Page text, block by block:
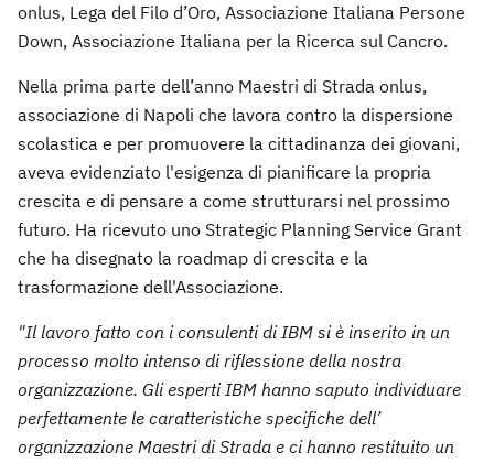
onlus, Lega del Filo d’Oro, Associazione Italiana Persone
Down, Associazione Italiana per la Ricerca sul Cancro.
Nella prima parte dell’anno Maestri di Strada onlus,
associazione di Napoli che lavora contro la dispersione
scolastica e per promuovere la cittadinanza dei giovani,
aveva evidenziato l'esigenza di pianificare la propria
crescita e di pensare a come strutturarsi nel prossimo
futuro. Ha ricevuto uno Strategic Planning Service Grant
che ha disegnato la roadmap di crescita e la
trasformazione dell'Associazione.
"Il lavoro fatto con i consulenti di IBM si è inserito in un
processo molto intenso di riflessione della nostra
organizzazione. Gli esperti IBM hanno saputo individuare
perfettamente le caratteristiche specifiche dell’
organizzazione Maestri di Strada e ci hanno restituito un